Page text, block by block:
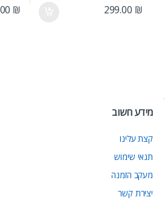
299.00 ₪
₪
מידע חשוב
קצת עלינו
תנאי שימוש
מעקב הזמנה
יצירת קשר